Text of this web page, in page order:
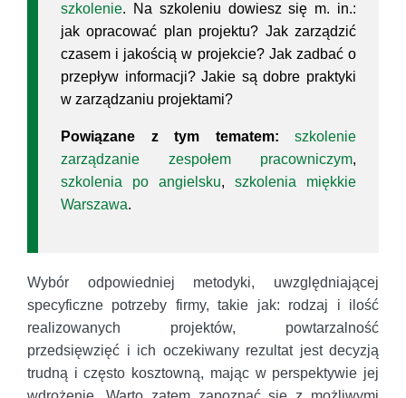
szkolenie. Na szkoleniu dowiesz się m. in.:
jak opracować plan projektu? Jak zarządzić
czasem i jakością w projekcie? Jak zadbać o
przepływ informacji? Jakie są dobre praktyki
w zarządzaniu projektami?
Powiązane z tym tematem:
szkolenie
zarządzanie zespołem pracowniczym,
szkolenia po angielsku, szkolenia miękkie
Warszawa.
Wybór odpowiedniej metodyki, uwzględniającej
specyficzne potrzeby firmy, takie jak: rodzaj i ilość
realizowanych projektów, powtarzalność
przedsięwzięć i ich oczekiwany rezultat jest decyzją
trudną i często kosztowną, mając w perspektywie jej